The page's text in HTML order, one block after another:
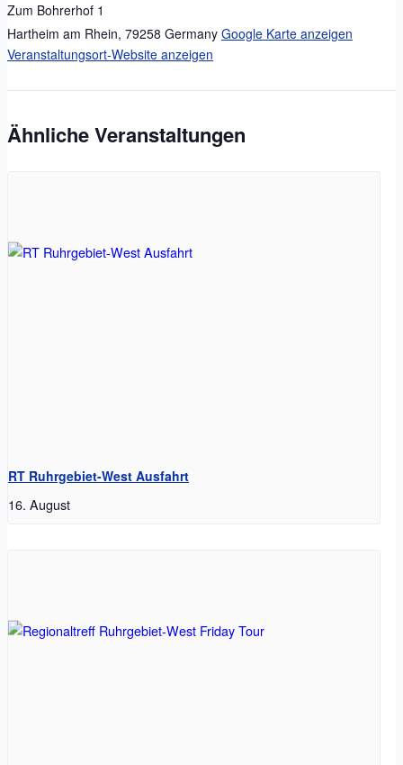
Zum Bohrerhof 1
Hartheim am Rhein, 79258 Germany Google Karte anzeigen
Veranstaltungsort-Website anzeigen
Ähnliche Veranstaltungen
RT Ruhrgebiet-West Ausfahrt
16. August